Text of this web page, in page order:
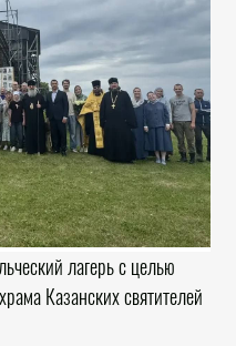
лагерь с целью
Казанских святителей